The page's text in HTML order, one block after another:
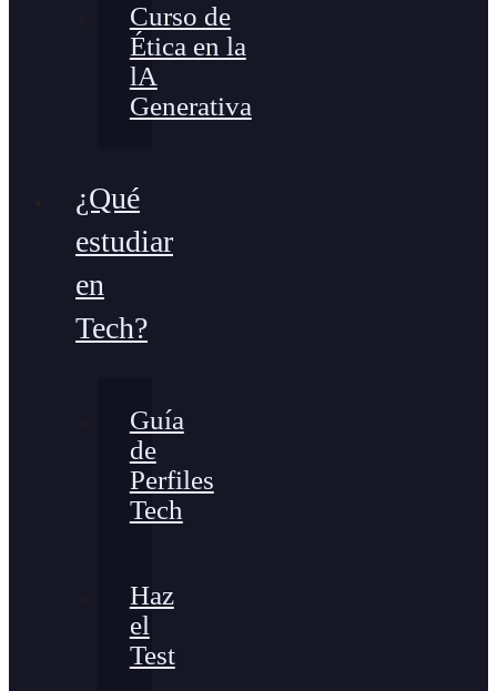
Curso de
Ética en la
lA
Generativa
¿Qué
estudiar
en
Tech?
Guía
de
Perfiles
Tech
Haz
el
Test